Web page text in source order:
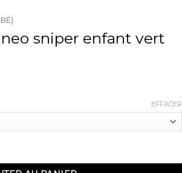
sniper enfant vert
€
€
EFFACER